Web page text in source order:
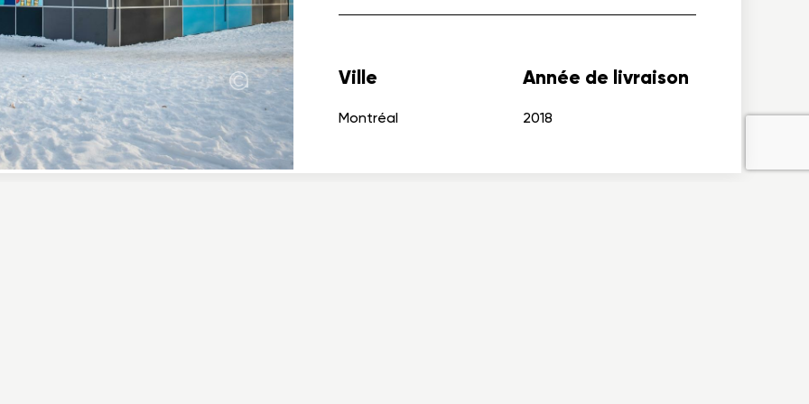
Ville
Montréal
Année de livraison
2018